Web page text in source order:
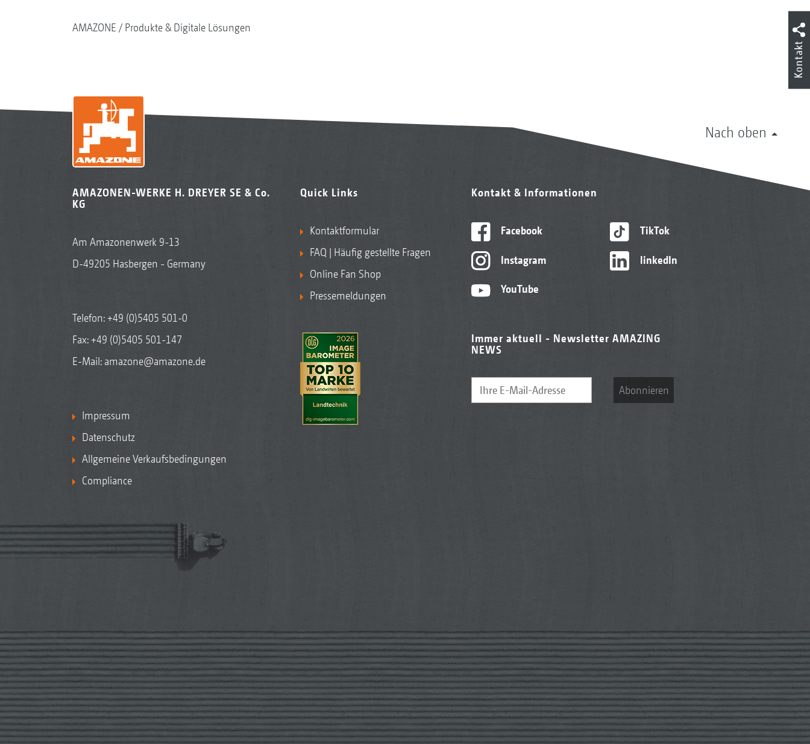
AMAZONE Produkte & Digitale Lösungen
Nach oben
AMAZONEN-WERKE H. DREYER SE & Co.
KG
Am Amazonenwerk 9-13
D-49205 Hasbergen - Germany
Telefon:+49 (0)5405 501-0
Fax: +49 (0)5405 501-147
E-Mail: amazone@amazone.de
Impressum
Datenschutz
Allgemeine Verkaufsbedingungen
Compliance
Quick Links
Kontaktformular
FAQ | Häufig gestellte Fragen
Online Fan Shop
Pressemeldungen
Kontakt & Informationen
Facebook
Instagram
YouTube
TikTok
linkedIn
Immer aktuell - Newsletter AMAZING
NEWS
Abonnieren
Kontakt